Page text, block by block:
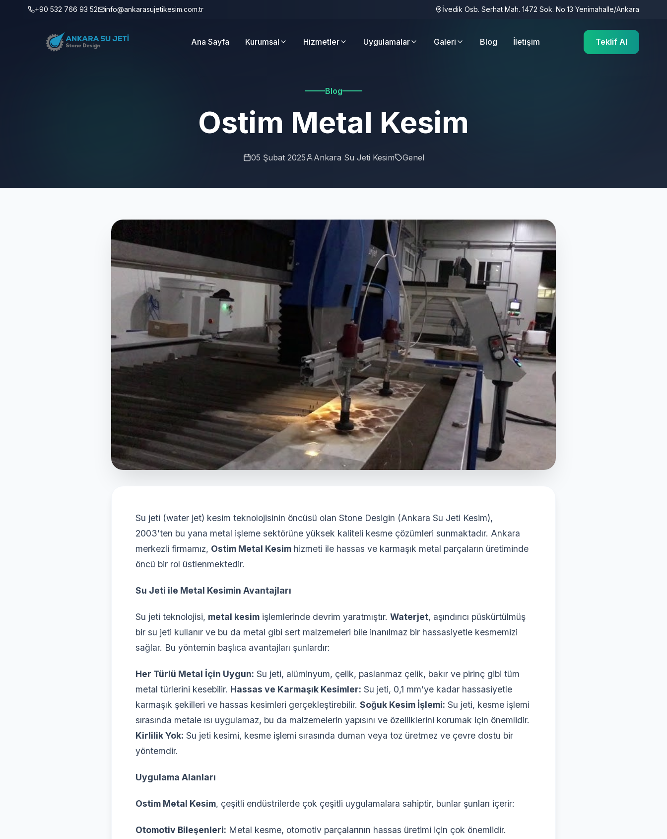
+90 532 766 93 52 info@ankarasujetikesim.com.tr İvedik Osb. Serhat Mah. 1472 Sok. No:13 Yenimahalle/Ankara
Ana Sayfa Kurumsal Hizmetler Uygulamalar Galeri Blog İletişim Teklif Al
Blog
Ostim Metal Kesim
05 Şubat 2025 Ankara Su Jeti Kesim Genel
Su jeti (water jet) kesim teknolojisinin öncüsü olan Stone Desigin (Ankara Su Jeti Kesim),
2003’ten bu yana metal işleme sektörüne yüksek kaliteli kesme çözümleri sunmaktadır. Ankara
merkezli firmamız, Ostim Metal Kesim hizmeti ile hassas ve karmaşık metal parçaların üretiminde
öncü bir rol üstlenmektedir.
Su Jeti ile Metal Kesimin Avantajları
Su jeti teknolojisi, metal kesim işlemlerinde devrim yaratmıştır. Waterjet, aşındırıcı püskürtülmüş
bir su jeti kullanır ve bu da metal gibi sert malzemeleri bile inanılmaz bir hassasiyetle kesmemizi
sağlar. Bu yöntemin başlıca avantajları şunlardır:
Her Türlü Metal İçin Uygun: Su jeti, alüminyum, çelik, paslanmaz çelik, bakır ve pirinç gibi tüm
metal türlerini kesebilir. Hassas ve Karmaşık Kesimler: Su jeti, 0,1 mm’ye kadar hassasiyetle
karmaşık şekilleri ve hassas kesimleri gerçekleştirebilir. Soğuk Kesim İşlemi: Su jeti, kesme işlemi
sırasında metale ısı uygulamaz, bu da malzemelerin yapısını ve özelliklerini korumak için önemlidir.
Kirlilik Yok: Su jeti kesimi, kesme işlemi sırasında duman veya toz üretmez ve çevre dostu bir
yöntemdir.
Uygulama Alanları
Ostim Metal Kesim, çeşitli endüstrilerde çok çeşitli uygulamalara sahiptir, bunlar şunları içerir:
Otomotiv Bileşenleri: Metal kesme, otomotiv parçalarının hassas üretimi için çok önemlidir.